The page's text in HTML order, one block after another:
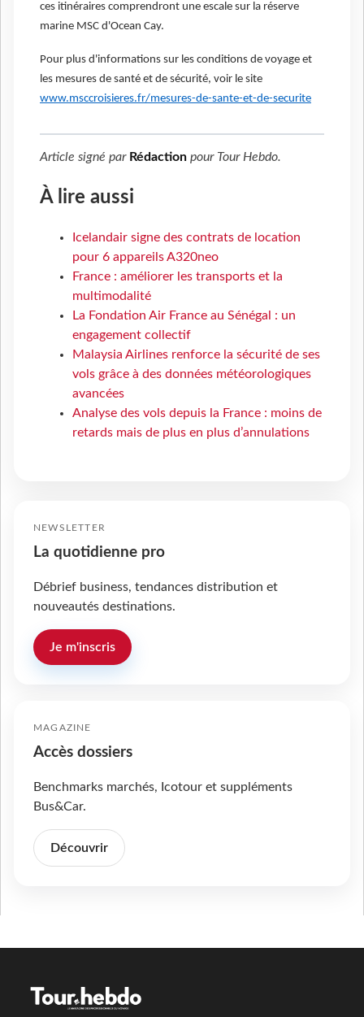
ces itinéraires comprendront une escale sur la réserve
marine MSC d'Ocean Cay.
Pour plus d'informations sur les conditions de voyage et
les mesures de santé et de sécurité, voir le site
www.msccroisieres.fr/mesures-de-sante-et-de-securite
Article signé par Rédaction pour Tour Hebdo.
À lire aussi
Icelandair signe des contrats de location
pour 6 appareils A320neo
France : améliorer les transports et la
multimodalité
La Fondation Air France au Sénégal : un
engagement collectif
Malaysia Airlines renforce la sécurité de ses
vols grâce à des données météorologiques
avancées
Analyse des vols depuis la France : moins de
retards mais de plus en plus d’annulations
NEWSLETTER
La quotidienne pro
Débrief business, tendances distribution et
nouveautés destinations.
Je m'inscris
MAGAZINE
Accès dossiers
Benchmarks marchés, Icotour et suppléments
Bus&Car.
Découvrir